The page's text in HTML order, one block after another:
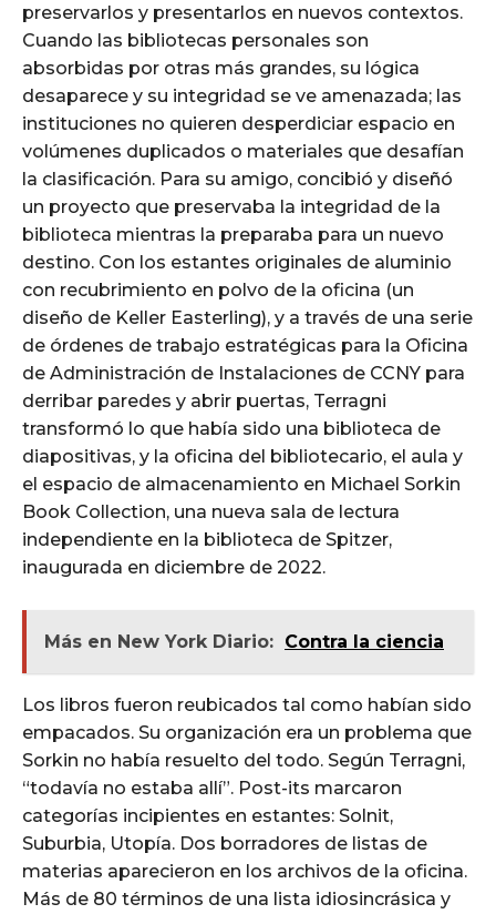
preservarlos y presentarlos en nuevos contextos.
Cuando las bibliotecas personales son
absorbidas por otras más grandes, su lógica
desaparece y su integridad se ve amenazada; las
instituciones no quieren desperdiciar espacio en
volúmenes duplicados o materiales que desafían
la clasificación. Para su amigo, concibió y diseñó
un proyecto que preservaba la integridad de la
biblioteca mientras la preparaba para un nuevo
destino. Con los estantes originales de aluminio
con recubrimiento en polvo de la oficina (un
diseño de Keller Easterling), y a través de una serie
de órdenes de trabajo estratégicas para la Oficina
de Administración de Instalaciones de CCNY para
derribar paredes y abrir puertas, Terragni
transformó lo que había sido una biblioteca de
diapositivas, y la oficina del bibliotecario, el aula y
el espacio de almacenamiento en Michael Sorkin
Book Collection, una nueva sala de lectura
independiente en la biblioteca de Spitzer,
inaugurada en diciembre de 2022.
Más en New York Diario: Contra la ciencia
Los libros fueron reubicados tal como habían sido
empacados. Su organización era un problema que
Sorkin no había resuelto del todo. Según Terragni,
“todavía no estaba allí”. Post-its marcaron
categorías incipientes en estantes: Solnit,
Suburbia, Utopía. Dos borradores de listas de
materias aparecieron en los archivos de la oficina.
Más de 80 términos de una lista idiosincrásica y